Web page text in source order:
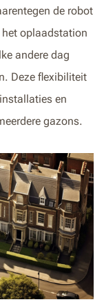
de robot
oplaadstation
andere dag
Deze flexibiliteit
en
gazons.